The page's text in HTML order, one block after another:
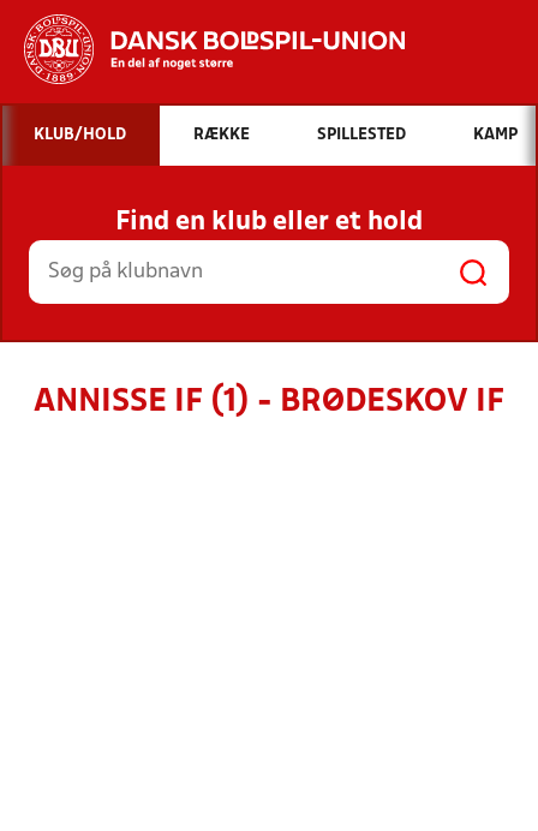
Hvad vil du søge efter?
INDHOLD OG NYHEDER
STILLINGER, RESULTATER, KLUBBER OG
HOLD
KLUB/HOLD RÆKKE SPILLESTED KAMP
Find en klub eller et hold
ANNISSE IF (1) - BRØDESKOV IF